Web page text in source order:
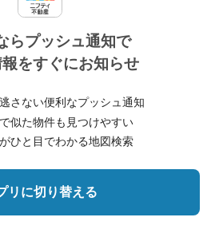
らプッシュ通知で
をすぐにお知らせ
さない便利なプッシュ通知
似た物件も見つけやすい
ひと目でわかる地図検索
リに切り替える
護ポリシー 利用規約
問い合わせ 採用情報
Lifestyle Co., Ltd.